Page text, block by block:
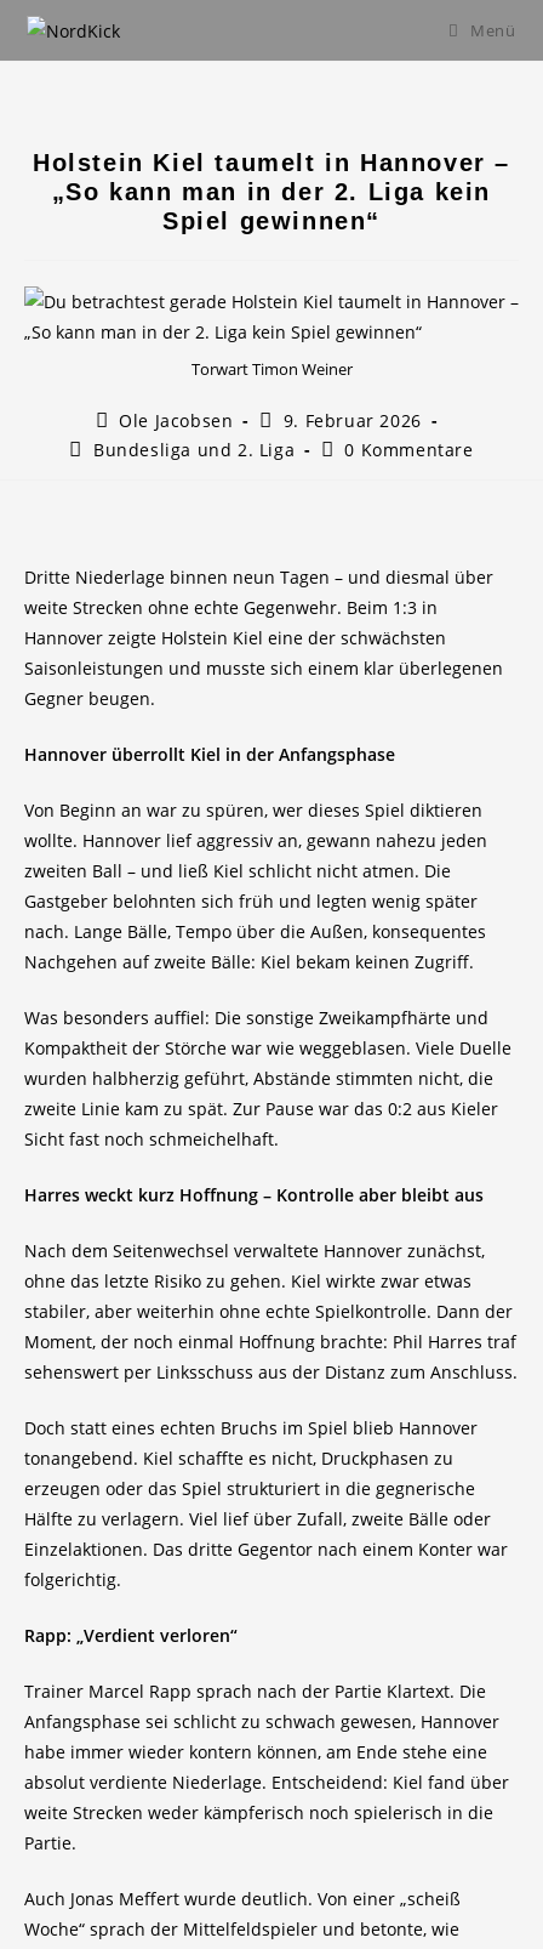
Zum
Menü
Holstein Kiel taumelt in Hannover –
„So kann man in der 2. Liga kein
Spiel gewinnen“
Torwart Timon Weiner
Beitrags-
Autor:
Ole Jacobsen
Beitrag
veröffentlicht:
9. Februar 2026
Beitrags-
Bundesliga und 2. Liga
Beitrags-
0 Kommentare
Dritte Niederlage binnen neun Tagen – und diesmal über
weite Strecken ohne echte Gegenwehr. Beim 1:3 in
Hannover zeigte Holstein Kiel eine der schwächsten
Saisonleistungen und musste sich einem klar überlegenen
Gegner beugen.
Hannover überrollt Kiel in der Anfangsphase
Von Beginn an war zu spüren, wer dieses Spiel diktieren
wollte. Hannover lief aggressiv an, gewann nahezu jeden
zweiten Ball – und ließ Kiel schlicht nicht atmen. Die
Gastgeber belohnten sich früh und legten wenig später
nach. Lange Bälle, Tempo über die Außen, konsequentes
Nachgehen auf zweite Bälle: Kiel bekam keinen Zugriff.
Was besonders auffiel: Die sonstige Zweikampfhärte und
Kompaktheit der Störche war wie weggeblasen. Viele Duelle
wurden halbherzig geführt, Abstände stimmten nicht, die
zweite Linie kam zu spät. Zur Pause war das 0:2 aus Kieler
Sicht fast noch schmeichelhaft.
Harres weckt kurz Hoffnung – Kontrolle aber bleibt aus
Nach dem Seitenwechsel verwaltete Hannover zunächst,
ohne das letzte Risiko zu gehen. Kiel wirkte zwar etwas
stabiler, aber weiterhin ohne echte Spielkontrolle. Dann der
Moment, der noch einmal Hoffnung brachte: Phil Harres traf
sehenswert per Linksschuss aus der Distanz zum Anschluss.
Doch statt eines echten Bruchs im Spiel blieb Hannover
tonangebend. Kiel schaffte es nicht, Druckphasen zu
erzeugen oder das Spiel strukturiert in die gegnerische
Hälfte zu verlagern. Viel lief über Zufall, zweite Bälle oder
Einzelaktionen. Das dritte Gegentor nach einem Konter war
folgerichtig.
Rapp: „Verdient verloren“
Trainer Marcel Rapp sprach nach der Partie Klartext. Die
Anfangsphase sei schlicht zu schwach gewesen, Hannover
habe immer wieder kontern können, am Ende stehe eine
absolut verdiente Niederlage. Entscheidend: Kiel fand über
weite Strecken weder kämpferisch noch spielerisch in die
Partie.
Auch Jonas Meffert wurde deutlich. Von einer „scheiß
Woche“ sprach der Mittelfeldspieler und betonte, wie